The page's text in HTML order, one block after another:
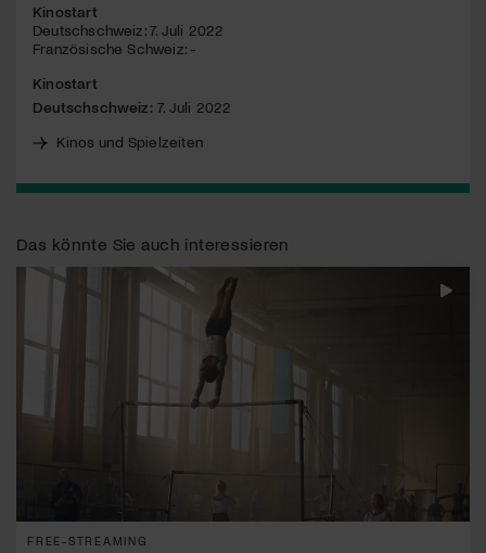
Kinostart
Deutschschweiz: 7. Juli 2022
Französische Schweiz: -
Kinostart
Deutschschweiz: 7. Juli 2022
Kinos und Spielzeiten
Das könnte Sie auch interessieren
FREE-STREAMING